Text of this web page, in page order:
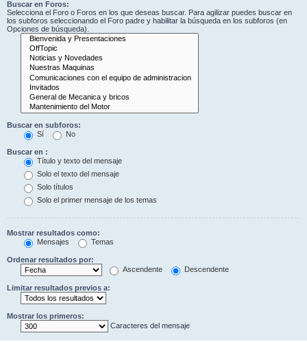
Buscar en Foros:
Selecciona el Foro o Foros en los que deseas buscar. Para agilizar puedes buscar en
los subforos seleccionando el Foro padre y habilitar la búsqueda en los subforos (en
Opciones de búsqueda).
Buscar en subforos:
Sí
No
Buscar en :
Título y texto del mensaje
Solo el texto del mensaje
Solo títulos
Solo el primer mensaje de los temas
Mostrar resultados como:
Mensajes
Temas
Ordenar resultados por:
Ascendente
Descendente
Limitar resultados previos a:
Mostrar los primeros:
Caracteres del mensaje